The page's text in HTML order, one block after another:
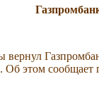
этом сообщает